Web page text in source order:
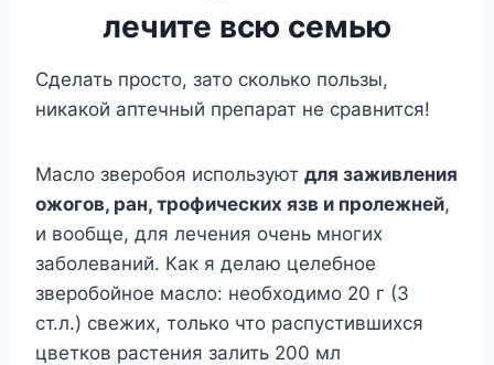
лечите всю семью
Сделать просто, зато сколько пользы,
никакой аптечный препарат не сравнится!
Масло зверобоя используют для заживления
ожогов, ран, трофических язв и пролежней,
и вообще, для лечения очень многих
заболеваний. Как я делаю целебное
зверобойное масло: необходимо 20 г (3
ст.л.) свежих, только что распустившихся
цветков растения залить 200 мл